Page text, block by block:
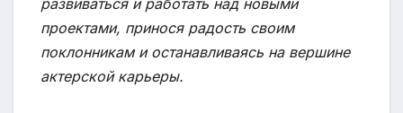
проектами, принося радость своим
поклонникам и останавливаясь на вершине
актерской карьеры.